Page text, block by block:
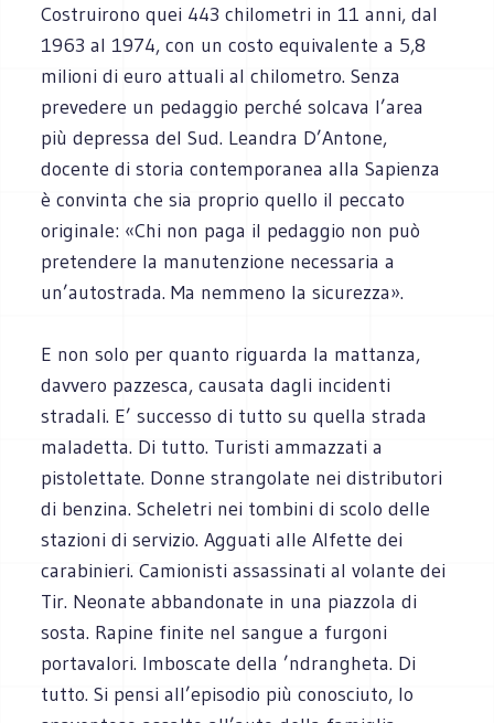
Costruirono quei 443 chilometri in 11 anni, dal
1963 al 1974, con un costo equivalente a 5,8
milioni di euro attuali al chilometro. Senza
prevedere un pedaggio perché solcava l’area
più depressa del Sud. Leandra D’Antone,
docente di storia contemporanea alla Sapienza
è convinta che sia proprio quello il peccato
originale: «Chi non paga il pedaggio non può
pretendere la manutenzione necessaria a
un’autostrada. Ma nemmeno la sicurezza».
E non solo per quanto riguarda la mattanza,
davvero pazzesca, causata dagli incidenti
stradali. E’ successo di tutto su quella strada
maladetta. Di tutto. Turisti ammazzati a
pistolettate. Donne strangolate nei distributori
di benzina. Scheletri nei tombini di scolo delle
stazioni di servizio. Agguati alle Alfette dei
carabinieri. Camionisti assassinati al volante dei
Tir. Neonate abbandonate in una piazzola di
sosta. Rapine finite nel sangue a furgoni
portavalori. Imboscate della ’ndrangheta. Di
tutto. Si pensi all’episodio più conosciuto, lo